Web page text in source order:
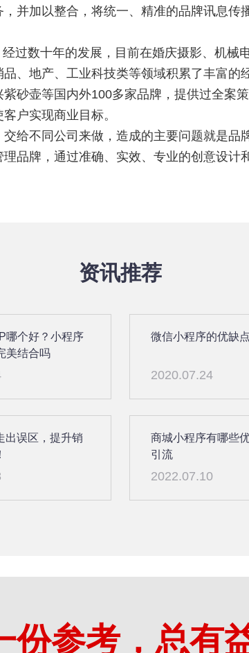
并加以整合，将统一、精准的品牌讯息
数十年的发展，目前在婚庆摄影、机械
、地产、工业科技类等领域积累了丰富的
砂壶等国内外100多家品牌，提供过全案
户实现商业目标。
不同公司来做，造成的主要问题就是品
品牌，通过准确、实效、专业的创意设
资讯推荐
哪个好？小程序
美结合吗
微信小程序的优缺
2020.07.24
出误区，提升销
商城小程序有哪些
引流
2022.07.10
份参考，总有